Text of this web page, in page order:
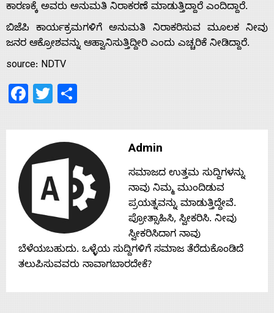
About
Us
Advertise
With
Contact
Us
ಕಾರಣಕ್ಕೆ ಅವರು ಅನುಮತಿ ನಿರಾಕರಣೆ ಮಾಡುತ್ತಿದ್ದಾರೆ ಎಂದಿದ್ದಾರೆ.
ಬಿಜೆಪಿ ಕಾರ್ಯಕ್ರಮಗಳಿಗೆ ಅನುಮತಿ ನಿರಾಕರಿಸುವ ಮೂಲಕ ನೀವು
ಜನರ ಆಕ್ರೋಶವನ್ನು ಆಹ್ವಾನಿಸುತ್ತಿದ್ದೀರಿ ಎಂದು ಎಚ್ಚರಿಕೆ ನೀಡಿದ್ದಾರೆ.
source: NDTV
Facebook
Twitter
Admin
ಸಮಾಜದ ಉತ್ತಮ ಸುದ್ದಿಗಳನ್ನು
ನಾವು ನಿಮ್ಮ ಮುಂದಿಡುವ
ಪ್ರಯತ್ನವನ್ನು ಮಾಡುತ್ತಿದ್ದೇವೆ.
ಪ್ರೋತ್ಸಾಹಿಸಿ, ಸ್ವೀಕರಿಸಿ. ನೀವು
ಸ್ವೀಕರಿಸಿದಾಗ ನಾವು
ಬೆಳೆಯಬಹುದು. ಒಳ್ಳೆಯ ಸುದ್ದಿಗಳಿಗೆ ಸಮಾಜ ತೆರೆದುಕೊಂಡಿದೆ
ತಲುಪಿಸುವವರು ನಾವಾಗಬಾರದೇಕೆ?